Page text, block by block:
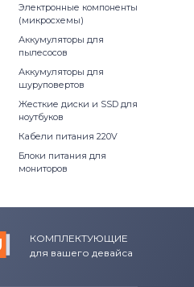
Электронные компоненты
(микросхемы)
Аккумуляторы для
пылесосов
Аккумуляторы для
шуруповертов
Жесткие диски и SSD для
ноутбуков
Кабели питания 220V
Блоки питания для
мониторов
КОМПЛЕКТУЮЩИЕ
для вашего девайса